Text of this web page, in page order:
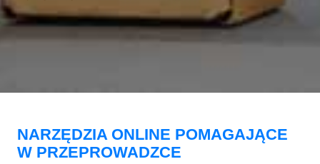
NARZĘDZIA ONLINE POMAGAJĄCE
W PRZEPROWADZCE